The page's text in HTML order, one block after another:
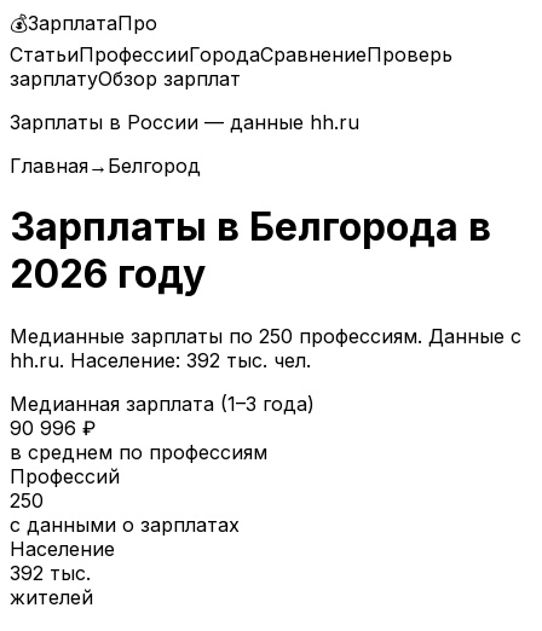
💰ЗарплатаПро
СтатьиПрофессииГородаСравнениеПроверь
зарплатуОбзор зарплат
Зарплаты в России — данные hh.ru
Главная→ Белгород
Зарплаты в Белгорода в
2026 году
Медианные зарплаты по 250 профессиям. Данные с
hh.ru. Население: 392 тыс. чел.
Медианная зарплата (1–3 года)
90 996 ₽
в среднем по профессиям
Профессий
250
с данными о зарплатах
Население
392 тыс.
жителей